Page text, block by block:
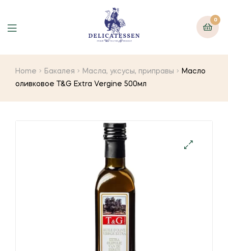
0
Home Бакалея Масла, уксусы, приправы
Масло
оливковое T&G Extra Vergine 500мл